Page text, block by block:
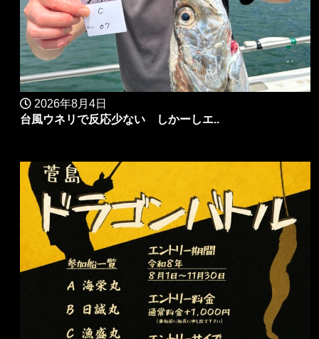
2026年8月4日
台風ウネリで反応少ない しかーしエ..